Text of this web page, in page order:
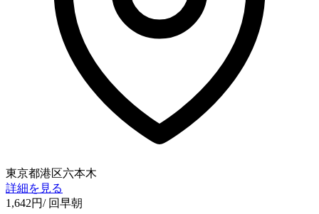
東京都港区六本木
詳細を見る
1,642円/ 回早朝